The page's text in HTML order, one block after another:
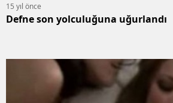
15 yıl önce
Defne son yolculuğuna uğurlandı